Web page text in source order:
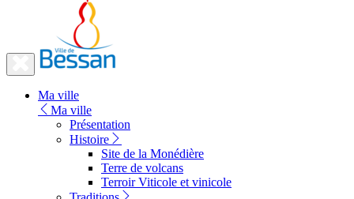
Fermer
vers
Ma ville
Ma ville
Présentation
Histoire
Site de la Monédière
Terre de volcans
Terroir Viticole et vinicole